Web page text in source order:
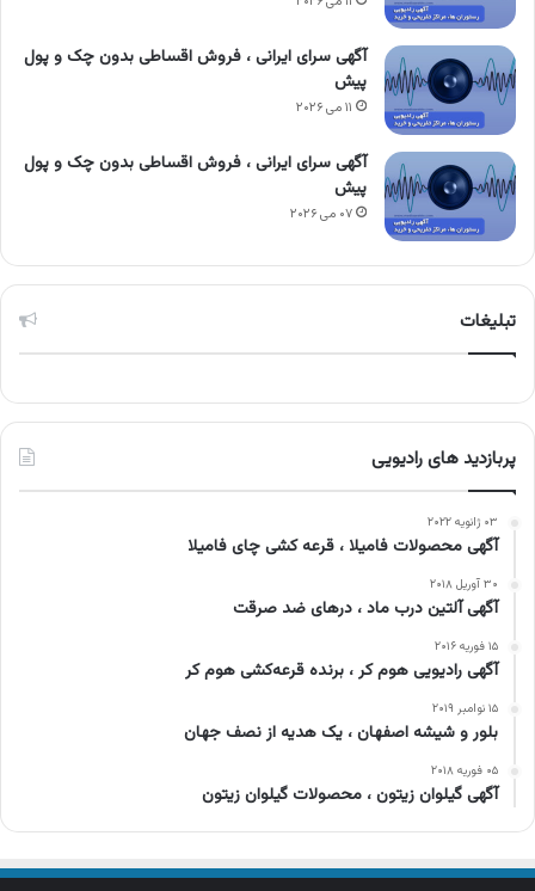
آگهی سرای ایرانی ، فروش اقساطی بدون چک و پول
پیش
۱۱ می ۲۰۲۶
آگهی سرای ایرانی ، فروش اقساطی بدون چک و پول
پیش
۰۷ می ۲۰۲۶
تبلیغات
پربازدید های رادیویی
۰۳ ژانویه ۲۰۲۲
آگهی محصولات فامیلا ، قرعه کشی چای فامیلا
۳۰ آوریل ۲۰۱۸
آگهی آلتین درب ماد ، درهای ضد صرقت
۱۵ فوریه ۲۰۱۶
آگهی رادیویی هوم کر ، برنده قرعه‌کشی هوم کر
۱۵ نوامبر ۲۰۱۹
بلور و شیشه اصفهان ، یک هدیه از نصف جهان
۰۵ فوریه ۲۰۱۸
آگهی گیلوان زیتون ، محصولات گیلوان زیتون